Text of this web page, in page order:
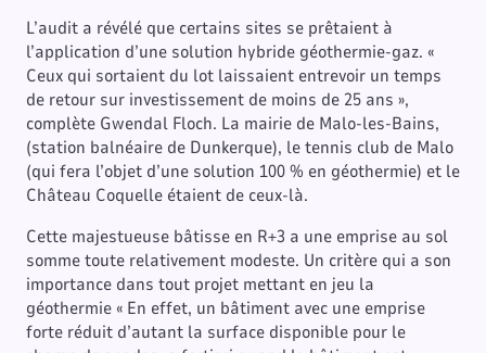
L’audit a révélé que certains sites se prêtaient à
l’application d’une solution hybride géothermie-gaz. «
Ceux qui sortaient du lot laissaient entrevoir un temps
de retour sur investissement de moins de 25 ans »,
complète Gwendal Floch. La mairie de Malo-les-Bains,
(station balnéaire de Dunkerque), le tennis club de Malo
(qui fera l’objet d’une solution 100 % en géothermie) et le
Château Coquelle étaient de ceux-là.
Cette majestueuse bâtisse en R+3 a une emprise au sol
somme toute relativement modeste. Un critère qui a son
importance dans tout projet mettant en jeu la
géothermie « En effet, un bâtiment avec une emprise
forte réduit d’autant la surface disponible pour le